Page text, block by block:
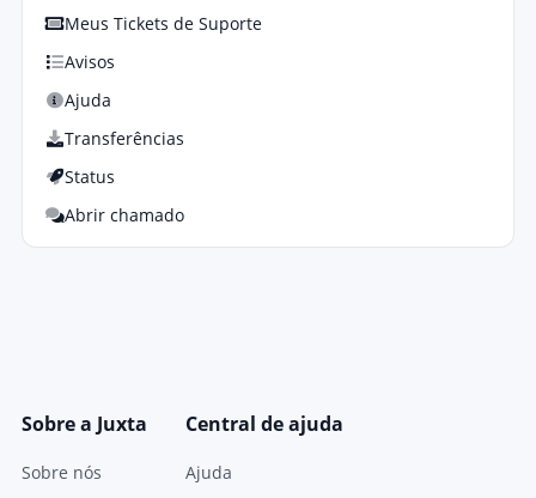
Meus Tickets de Suporte
Avisos
Ajuda
Transferências
Status
Abrir chamado
Sobre a Juxta
Sobre nós
Central de ajuda
Ajuda